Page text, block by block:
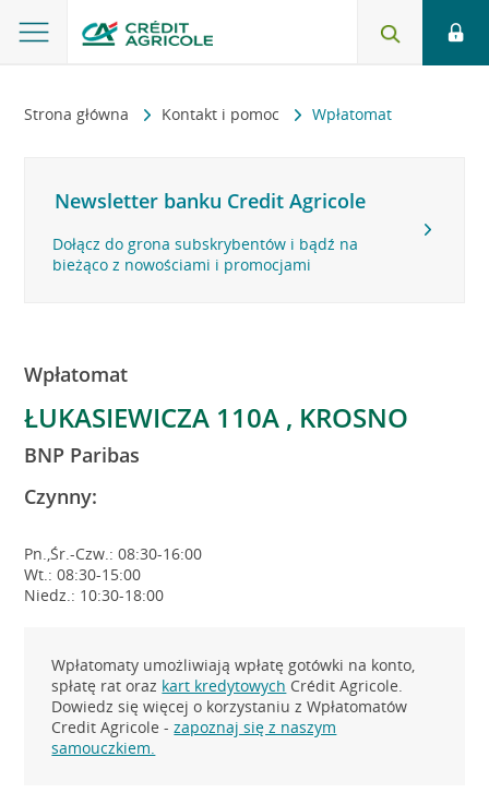
Strona główna Kontakt i pomoc Wpłatomat
Newsletter banku Credit Agricole
Dołącz do grona subskrybentów i bądź na
bieżąco z nowościami i promocjami
Wpłatomat
ŁUKASIEWICZA 110A , KROSNO
BNP Paribas
Czynny:
Pn.,Śr.-Czw.: 08:30-16:00
Wt.: 08:30-15:00
Niedz.: 10:30-18:00
Wpłatomaty umożliwiają wpłatę gotówki na konto,
spłatę rat oraz kart kredytowych Crédit Agricole.
Dowiedz się więcej o korzystaniu z Wpłatomatów
Credit Agricole -zapoznaj się z naszym
samouczkiem.